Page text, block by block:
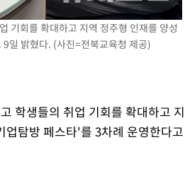
기회를 확대하고 지역 정주형 인재를 양성
일 밝혔다. (사진=전북교육청 제공)
학생들의 취업 기회를 확대하고 지
탐방 페스타'를 3차례 운영한다고